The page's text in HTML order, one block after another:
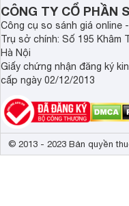
CÔNG TY CỔ PHẦN
Công cụ so sánh giá online
Trụ sở chính: Số 195 Khâm
Hà Nội
Giấy chứng nhận đăng ký
cấp ngày 02/12/2013
© 2013 - 2023 Bản quyền